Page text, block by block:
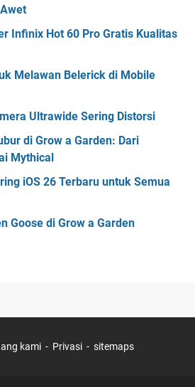
Infinix Hot 60 Pro Gratis Kualitas
Melawan Belerick di Mobile
Ultrawide Sering Distorsi
di Grow a Garden: Dari
Mythical
iOS 26 Terbaru untuk Semua
Goose di Grow a Garden
kami Privasi sitemaps